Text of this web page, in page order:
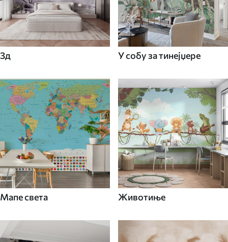
3д У собу за тинејџере
Мапе света Животиње